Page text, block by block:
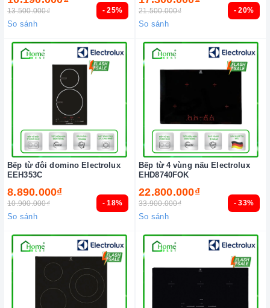
- 25%
13.500.000₫
So sánh
- 20%
21.500.000₫
So sánh
- 18%
Bếp từ đôi domino Electrolux
EEH353C
8.890.000₫
10.900.000₫
So sánh
- 33%
Bếp từ 4 vùng nấu Electrolux
EHD8740FOK
22.800.000₫
33.900.000₫
So sánh